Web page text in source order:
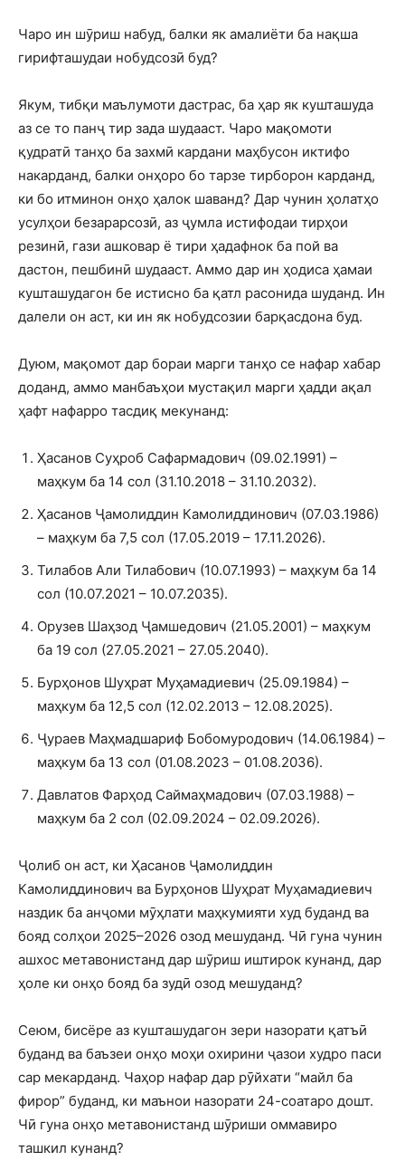
Чаро ин шӯриш набуд, балки як амалиёти ба нақша
гирифташудаи нобудсозӣ буд?
Якум, тибқи маълумоти дастрас, ба ҳар як кушташуда
аз се то панҷ тир зада шудааст. Чаро мақомоти
қудратӣ танҳо ба захмӣ кардани маҳбусон иктифо
накарданд, балки онҳоро бо тарзе тирборон карданд,
ки бо итминон онҳо ҳалок шаванд? Дар чунин ҳолатҳо
усулҳои безарарсозӣ, аз ҷумла истифодаи тирҳои
резинӣ, гази ашковар ё тири ҳадафнок ба пой ва
дастон, пешбинӣ шудааст. Аммо дар ин ҳодиса ҳамаи
кушташудагон бе истисно ба қатл расонида шуданд. Ин
далели он аст, ки ин як нобудсозии барқасдона буд.
Дуюм, мақомот дар бораи марги танҳо се нафар хабар
доданд, аммо манбаъҳои мустақил марги ҳадди ақал
ҳафт нафарро тасдиқ мекунанд:
Ҳасанов Суҳроб Сафармадович (09.02.1991) –
маҳкум ба 14 сол (31.10.2018 – 31.10.2032).
Ҳасанов Ҷамолиддин Камолиддинович (07.03.1986)
– маҳкум ба 7,5 сол (17.05.2019 – 17.11.2026).
Тилабов Али Тилабович (10.07.1993) – маҳкум ба 14
сол (10.07.2021 – 10.07.2035).
Орузев Шаҳзод Ҷамшедович (21.05.2001) – маҳкум
ба 19 сол (27.05.2021 – 27.05.2040).
Бурҳонов Шуҳрат Муҳамадиевич (25.09.1984) –
маҳкум ба 12,5 сол (12.02.2013 – 12.08.2025).
Ҷураев Маҳмадшариф Бобомуродович (14.06.1984) –
маҳкум ба 13 сол (01.08.2023 – 01.08.2036).
Давлатов Фарҳод Саймаҳмадович (07.03.1988) –
маҳкум ба 2 сол (02.09.2024 – 02.09.2026).
Ҷолиб он аст, ки Ҳасанов Ҷамолиддин
Камолиддинович ва Бурҳонов Шуҳрат Муҳамадиевич
наздик ба анҷоми мӯҳлати маҳкумияти худ буданд ва
бояд солҳои 2025–2026 озод мешуданд. Чӣ гуна чунин
ашхос метавонистанд дар шӯриш иштирок кунанд, дар
ҳоле ки онҳо бояд ба зудӣ озод мешуданд?
Сеюм, бисёре аз кушташудагон зери назорати қатъӣ
буданд ва баъзеи онҳо моҳи охирини ҷазои худро паси
сар мекарданд. Чаҳор нафар дар рӯйхати “майл ба
фирор” буданд, ки маънои назорати 24-соатаро дошт.
Чӣ гуна онҳо метавонистанд шӯриши оммавиро
ташкил кунанд?